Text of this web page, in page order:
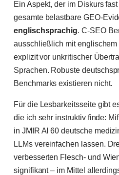
Ein Aspekt, der im Diskurs
gesamte belastbare GEO-
englischsprachig. C-SEO
ausschließlich mit
explizit vor unkritischer
Sprachen. Robuste
Benchmarks existieren nicht.
Für die Lesbarkeitsseite gibt
die ich sehr instruktiv finde:
in JMIR AI 60 deutsche
LLMs vereinfachen lassen.
verbesserten Flesch- und
signifikant – im Mittel